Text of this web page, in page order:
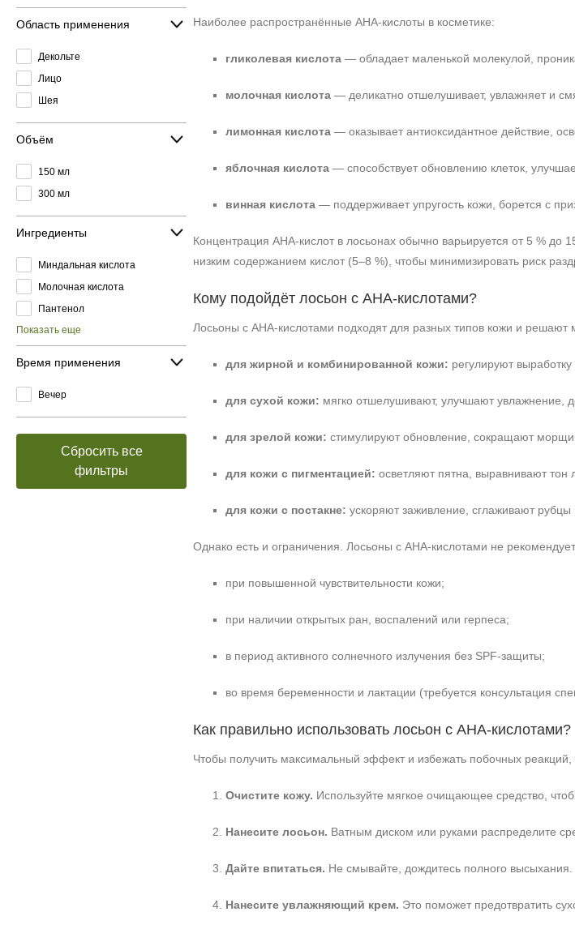
Область применения
Декольте
Лицо
Шея
Объём
150 мл
300 мл
Ингредиенты
Миндальная кислота
Молочная кислота
Пантенол
Показать еще
Время применения
Вечер
Сбросить все
фильтры
Наиболее распространённые AHA‑кислоты в косметике:
гликолевая кислота — обладает маленькой молекулой,
молочная кислота — деликатно отшелушивает, увлажняет и
лимонная кислота — оказывает антиоксидантное действие,
яблочная кислота — способствует обновлению клеток,
винная кислота — поддерживает упругость кожи, борется с
Концентрация AHA‑кислот в лосьонах обычно варьируется от 5 %
низким содержанием кислот (5–8 %), чтобы минимизировать риск
Кому подойдёт лосьон с AHA‑кислотами?
Лосьоны с AHA‑кислотами подходят для разных типов кожи и решают
для жирной и комбинированной кожи: регулируют
для сухой кожи: мягко отшелушивают, улучшают увлажнение,
для зрелой кожи: стимулируют обновление, сокращают
для кожи с пигментацией: осветляют пятна, выравнивают тон
для кожи с постакне: ускоряют заживление, сглаживают рубцы
Однако есть и ограничения. Лосьоны с AHA‑кислотами не
при повышенной чувствительности кожи;
при наличии открытых ран, воспалений или герпеса;
в период активного солнечного излучения без SPF‑защиты;
во время беременности и лактации (требуется консультация
Как правильно использовать лосьон с AHA‑кислотами?
Чтобы получить максимальный эффект и избежать побочных
Очистите кожу. Используйте мягкое очищающее средство,
Нанесите лосьон. Ватным диском или руками распределите
Дайте впитаться. Не смывайте, дождитесь полного высыхания.
Нанесите увлажняющий крем. Это поможет предотвратить
Не показывать
+7 (929) 933-